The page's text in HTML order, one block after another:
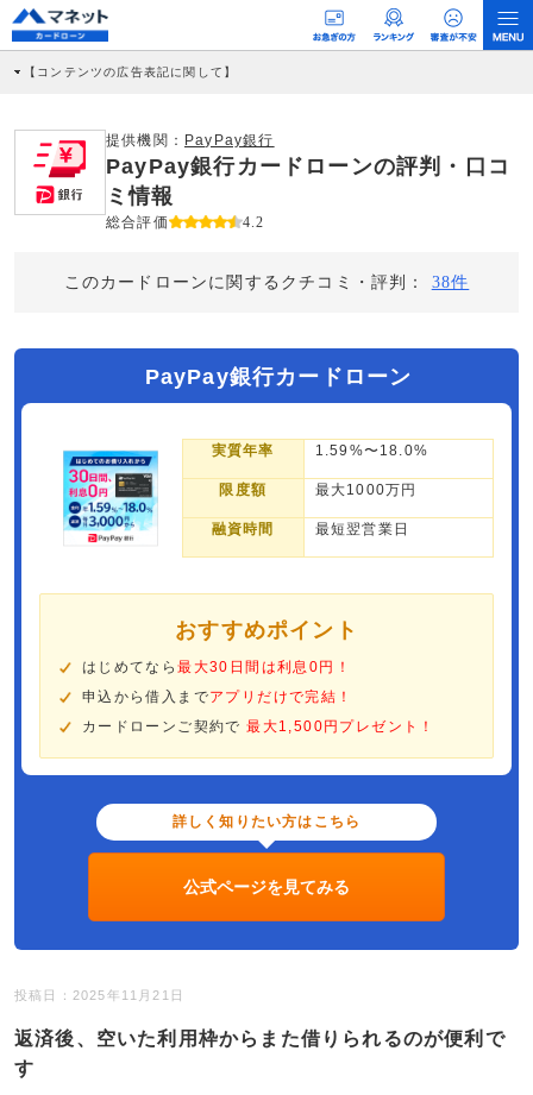
【コンテンツの広告表記に関して】
社に対して企業から紹介報酬が支払われるという収益モデルです。 ただし、特定の
商品を根拠なくPRするものではなく、当編集部の調査／ユーザーへの口コミ収集な
どに基づき、公平性を担保した情報提供を行っています。
>提携企業一覧
提供機関： PayPay銀行
PayPay銀行カードローンの評判・口コ
ミ情報
総合評価 4.2
このカードローンに関するクチコミ・評判： 38件
PayPay銀行カードローン
実質年率 1.59%〜18.0%
限度額 最大1000万円
融資時間 最短翌営業日
おすすめポイント
はじめてなら最大30日間は利息0円！
申込から借入までアプリだけで完結！
カードローンご契約で最大1,500円プレゼント！
詳しく知りたい方はこちら
公式ページを見てみる
投稿日：2025年11月21日
返済後、空いた利用枠からまた借りられるのが便利で
す